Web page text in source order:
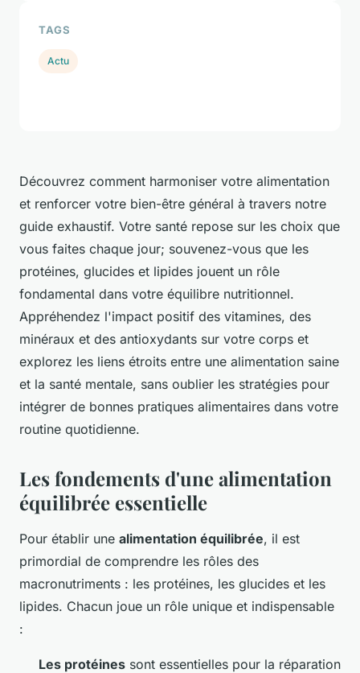
Découvrez comment harmoniser votre alimentation
et renforcer votre bien-être général à travers notre
guide exhaustif. Votre santé repose sur les choix que
vous faites chaque jour; souvenez-vous que les
protéines, glucides et lipides jouent un rôle
fondamental dans votre équilibre nutritionnel.
Appréhendez l'impact positif des vitamines, des
minéraux et des antioxydants sur votre corps et
explorez les liens étroits entre une alimentation saine
et la santé mentale, sans oublier les stratégies pour
intégrer de bonnes pratiques alimentaires dans votre
routine quotidienne.
Les fondements d'une alimentation
équilibrée essentielle
Pour établir une alimentation équilibrée, il est
primordial de comprendre les rôles des
macronutriments : les protéines, les glucides et les
lipides. Chacun joue un rôle unique et indispensable
:
Les protéines sont essentielles pour la réparation
TAGS
Actu